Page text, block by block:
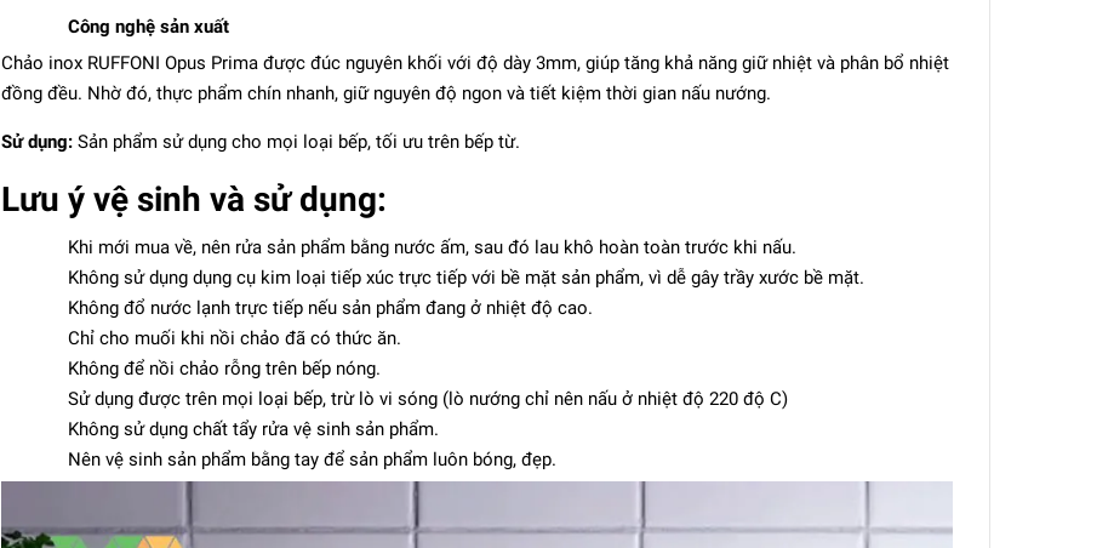
Công nghệ sản xuất
Chảo inox RUFFONI Opus Prima được đúc nguyên khối với độ dày 3mm, giúp tăng khả năng giữ nhiệt và phân bổ nhiệt
đồng đều. Nhờ đó, thực phẩm chín nhanh, giữ nguyên độ ngon và tiết kiệm thời gian nấu nướng.
Sử dụng:Sản phẩm sử dụng cho mọi loại bếp, tối ưu trên bếp từ.
Lưu ý vệ sinh và sử dụng:
Khi mới mua về, nên rửa sản phẩm bằng nước ấm, sau đó lau khô hoàn toàn trước khi nấu.
Không sử dụng dụng cụ kim loại tiếp xúc trực tiếp với bề mặt sản phẩm, vì dễ gây trầy xước bề mặt.
Không đổ nước lạnh trực tiếp nếu sản phẩm đang ở nhiệt độ cao.
Chỉ cho muối khi nồi chảo đã có thức ăn.
Không để nồi chảo rỗng trên bếp nóng.
Sử dụng được trên mọi loại bếp, trừ lò vi sóng (lò nướng chỉ nên nấu ở nhiệt độ 220 độ C)
Không sử dụng chất tẩy rửa vệ sinh sản phẩm.
Nên vệ sinh sản phẩm bằng tay để sản phẩm luôn bóng, đẹp.